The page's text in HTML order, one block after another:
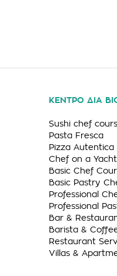
ΚΕΝΤΡΟ ΔΙΑ
Sushi chef
Pasta Fresca
Pizza Autentica
Chef on a Yacht
Basic Chef
Basic Pastry
Professional
Professional
Bar &
Barista &
Restaurant
Villas &